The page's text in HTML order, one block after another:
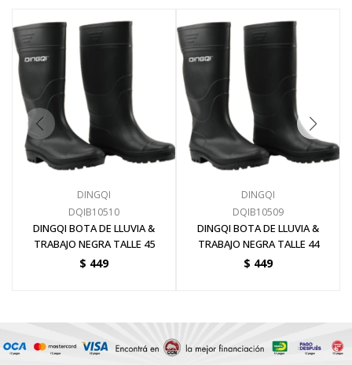
DINGQI
DQIB10510
DINGQI BOTA DE LLUVIA &
TRABAJO NEGRA TALLE 45
$ 449
DINGQI
DQIB10509
DINGQI BOTA DE LLUVIA &
TRABAJO NEGRA TALLE 44
$ 449